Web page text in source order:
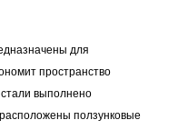
для
пространство
выполнено
ползунковые